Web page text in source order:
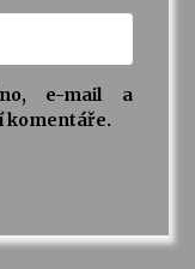
e-mail a
komentáře.